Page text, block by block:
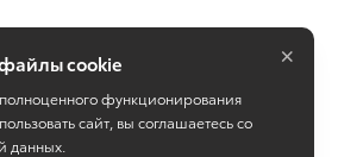
cookie
функционирования
сайт, вы соглашаетесь со
данных.
×